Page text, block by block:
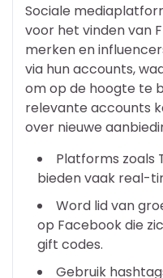
Sociale
voor het vinden van
merken en
via hun accounts,
om op de hoogte te
relevante accounts
over nieuwe
Platforms zoals
bieden vaak real-
Word lid van
op Facebook die
gift codes.
Gebruik